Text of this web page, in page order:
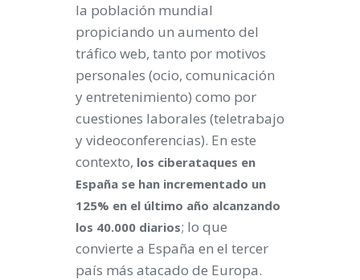
la población mundial
propiciando un aumento del
tráfico web, tanto por motivos
personales (ocio, comunicación
y entretenimiento) como por
cuestiones laborales (teletrabajo
y videoconferencias). En este
contexto, los ciberataques en
España se han incrementado un
125% en el último año alcanzando
los 40.000 diarios; lo que
convierte a España en el tercer
país más atacado de Europa.